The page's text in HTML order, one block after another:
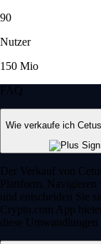
90
Nutzer
150 Mio
FAQ
Wie verkaufe ich
Der Verkauf von
Plattform. Navigieren
und entscheiden Sie
Crypto.com App
diese Umwandlungen